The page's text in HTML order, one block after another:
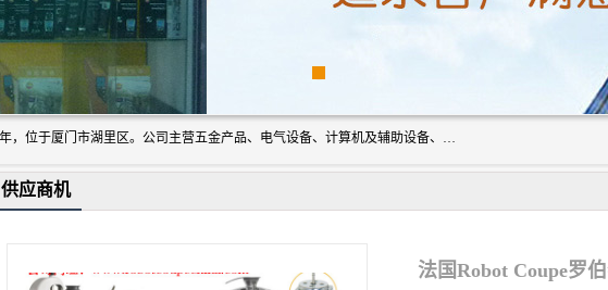
厦门欣锐仪器仪表有限公司成立于2006年，位于厦门市湖里区。公司主营五金产品、电气设备、计算机及辅助设备、通讯设备的批发与零售，同时涉及乐器、照相器材等文化用品的销售。此外，公司还提供通用设备、电气设备、仪器仪表的修理服务，以及信息系统集成、信息技术咨询、数据处理和存储等技术支持。公司致力于为客户提供全面的产品和服务，满足多样化的市场需求。
供应商机
法国Robot Coupe罗